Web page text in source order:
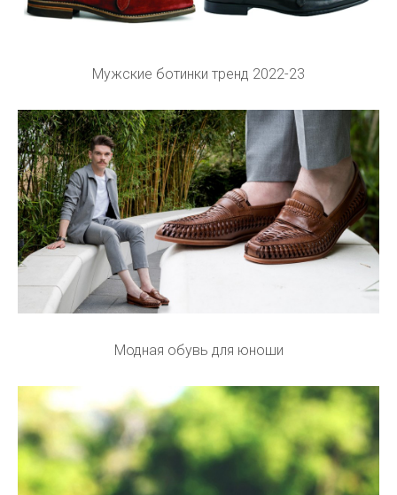
Мужские ботинки тренд 2022-23
Модная обувь для юноши